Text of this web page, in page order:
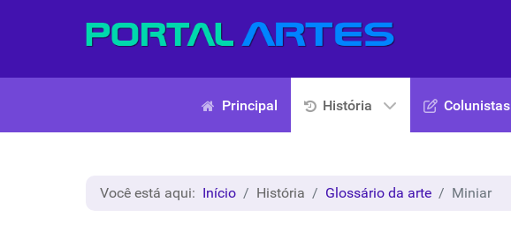
Principal História Colunistas
Você está aqui: Início História Glossário da arte Miniar